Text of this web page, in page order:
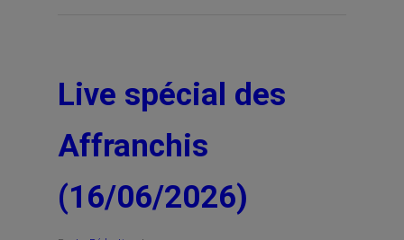
Live spécial des
Affranchis
(16/06/2026)